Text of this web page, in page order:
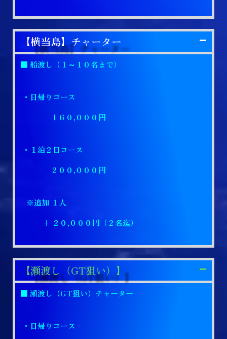
【横当島】チャーター
■ 船渡し（１～１０名まで）
・日帰りコース
１６０,０００円
・１泊２日コース
２００,０００円
※追加 １人
＋ ２０,０００円（２名迄）
【瀬渡し（GT狙い）】
■ 瀬渡し（GT狙い）チャーター
・日帰りコース